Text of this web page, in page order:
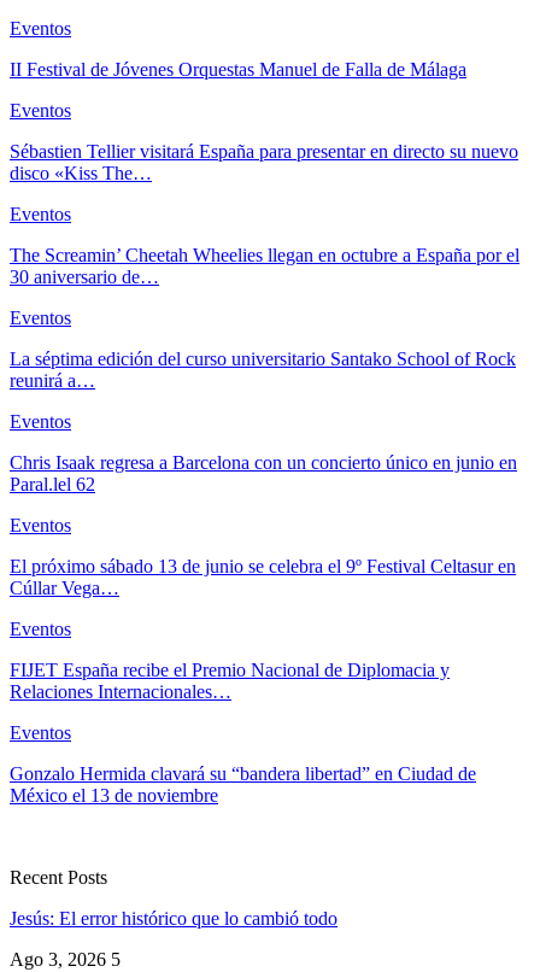
Eventos
II Festival de Jóvenes Orquestas Manuel de Falla de Málaga
Eventos
Sébastien Tellier visitará España para presentar en directo su nuevo
disco «Kiss The…
Eventos
The Screamin’ Cheetah Wheelies llegan en octubre a España por el
30 aniversario de…
Eventos
La séptima edición del curso universitario Santako School of Rock
reunirá a…
Eventos
Chris Isaak regresa a Barcelona con un concierto único en junio en
Paral.lel 62
Eventos
El próximo sábado 13 de junio se celebra el 9º Festival Celtasur en
Cúllar Vega…
Eventos
FIJET España recibe el Premio Nacional de Diplomacia y
Relaciones Internacionales…
Eventos
Gonzalo Hermida clavará su “bandera libertad” en Ciudad de
México el 13 de noviembre
Recent Posts
Jesús: El error histórico que lo cambió todo
Ago 3, 2026 5